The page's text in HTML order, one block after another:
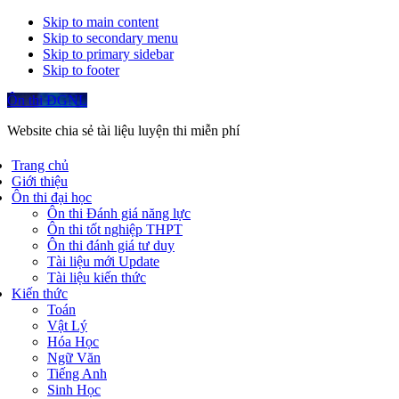
Skip to main content
Skip to secondary menu
Skip to primary sidebar
Skip to footer
Ôn thi ĐGNL
Website chia sẻ tài liệu luyện thi miễn phí
Trang chủ
Giới thiệu
Ôn thi đại học
Ôn thi Đánh giá năng lực
Ôn thi tốt nghiệp THPT
Ôn thi đánh giá tư duy
Tài liệu mới Update
Tài liệu kiến thức
Kiến thức
Toán
Vật Lý
Hóa Học
Ngữ Văn
Tiếng Anh
Sinh Học